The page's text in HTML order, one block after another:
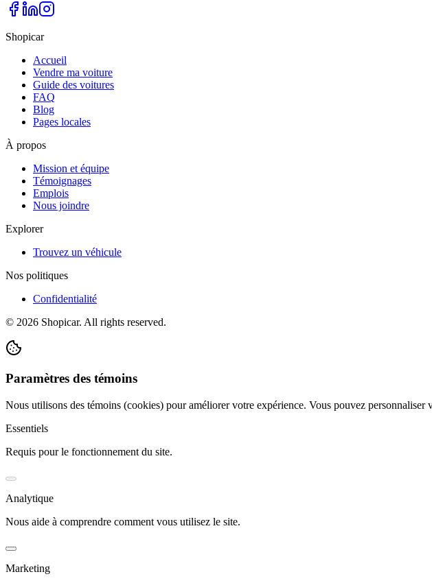
Shopicar
Accueil
Vendre ma voiture
Guide des voitures
FAQ
Blog
Pages locales
À propos
Mission et équipe
Témoignages
Emplois
Nous joindre
Explorer
Trouvez un véhicule
Nos politiques
Confidentialité
© 2026 Shopicar. All rights reserved.
Paramètres des témoins
Nous utilisons des témoins (cookies) pour améliorer votre expérience. Vous pouvez personnaliser
Essentiels
Requis pour le fonctionnement du site.
Analytique
Nous aide à comprendre comment vous utilisez le site.
Marketing